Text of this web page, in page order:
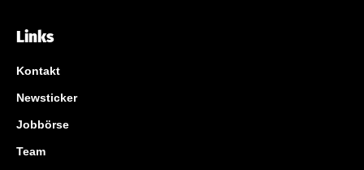
Links
Kontakt
Newsticker
Jobbörse
Team